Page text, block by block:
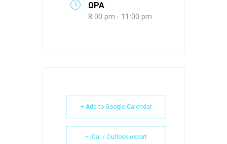
ΩΡΑ
8:00 pm - 11:00 pm
+ Add to Google Calendar
+ iCal / Outlook export